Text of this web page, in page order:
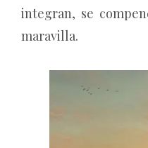
integran, se
maravilla.